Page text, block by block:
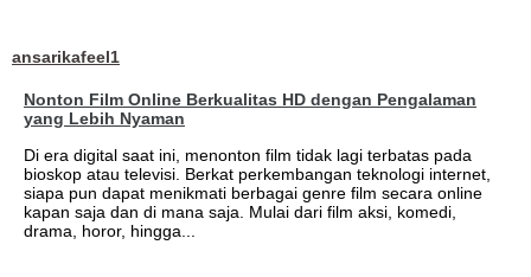
ansarikafeel1
Nonton Film Online Berkualitas HD dengan Pengalaman
yang Lebih Nyaman
Di era digital saat ini, menonton film tidak lagi terbatas pada
bioskop atau televisi. Berkat perkembangan teknologi internet,
siapa pun dapat menikmati berbagai genre film secara online
kapan saja dan di mana saja. Mulai dari film aksi, komedi,
drama, horor, hingga...